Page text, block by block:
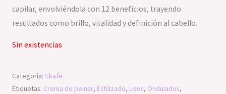
capilar, envolviéndola con 12 beneficios, trayendo
resultados como brillo, vitalidad y definición al cabello.
Sin existencias
Categoría: Skafe
Etiquetas: Crema de peinar, Estilizado, Lisos, Ondulados,